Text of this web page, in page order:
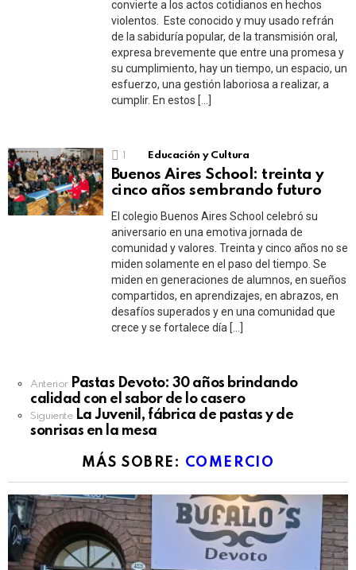
convierte a los actos cotidianos en hechos
violentos. Este conocido y muy usado refrán
de la sabiduría popular, de la transmisión oral,
expresa brevemente que entre una promesa y
su cumplimiento, hay un tiempo, un espacio, un
esfuerzo, una gestión laboriosa a realizar, a
cumplir. En estos […]
Educación y Cultura
Buenos Aires School: treinta y
cinco años sembrando futuro
El colegio Buenos Aires School celebró su
aniversario en una emotiva jornada de
comunidad y valores. Treinta y cinco años no se
miden solamente en el paso del tiempo. Se
miden en generaciones de alumnos, en sueños
compartidos, en aprendizajes, en abrazos, en
desafíos superados y en una comunidad que
crece y se fortalece día […]
See
more
Anterior Pastas Devoto: 30 años brindando
calidad con el sabor de lo casero
Siguiente La Juvenil, fábrica de pastas y de
sonrisas en la mesa
MÁS SOBRE: COMERCIO